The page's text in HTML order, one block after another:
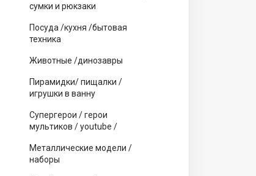
сумки и рюкзаки
Посуда /кухня /бытовая
техника
Животные /динозавры
Пирамидки/ пищалки /
игрушки в ванну
Супергерои / герои
мультиков / youtube /
Металлические модели /
наборы